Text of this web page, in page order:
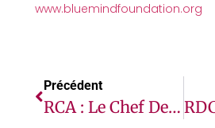
www.bluemindfoundation.org
Précédent
RCA : Le Chef Des Opération De Paix De L’ONU Entame Une Visite De Solidarité